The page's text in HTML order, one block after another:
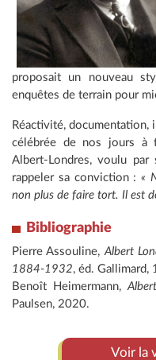
proposait un nouveau
enquêtes de terrain pour
Réactivité,
célébrée de nos jours à
Albert-Londres, voulu par
rappeler sa conviction :«
non plus de faire tort. Il est
Bibliographie
Pierre Assouline, Albert
1884-1932, éd. Gallimard,
Benoît Heimermann,
Paulsen, 2020.
Voir la